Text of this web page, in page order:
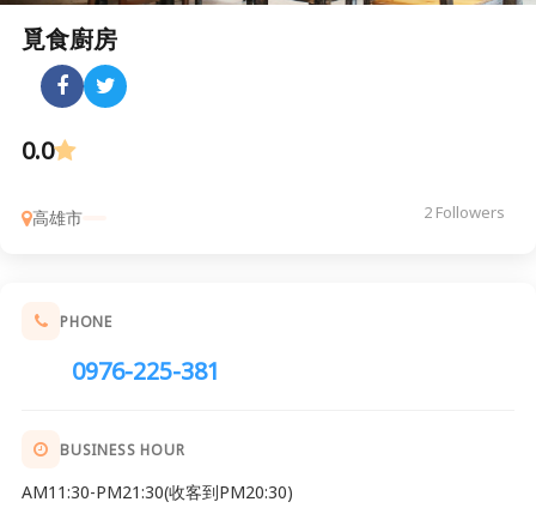
覓食廚房
0.0
高雄市 2 Followers
PHONE
0976-225-381
BUSINESS HOUR
AM11:30-PM21:30(收客到PM20:30)